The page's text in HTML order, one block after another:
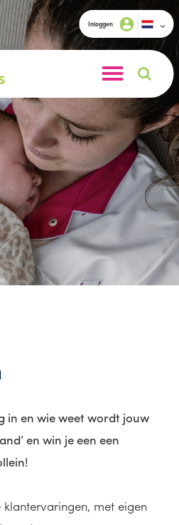
Inloggen
in en wie weet wordt jouw
en win je een een
klantervaringen, met eigen